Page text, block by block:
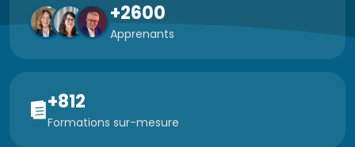
+2600
Apprenants
+812
Formations sur-mesure